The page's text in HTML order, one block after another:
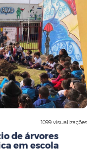
1099 visualizações
de árvores
em escola